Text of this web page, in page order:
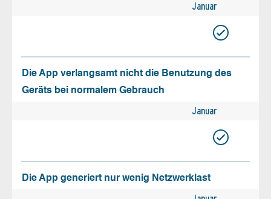
Januar
Die App verlangsamt nicht die Benutzung des
Geräts bei normalem Gebrauch
Januar
Die App generiert nur wenig Netzwerklast